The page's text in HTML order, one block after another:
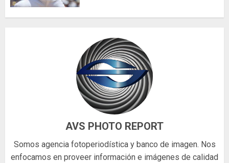
AVS PHOTO REPORT
Somos agencia fotoperiodística y banco de imagen. Nos
enfocamos en proveer información e imágenes de calidad